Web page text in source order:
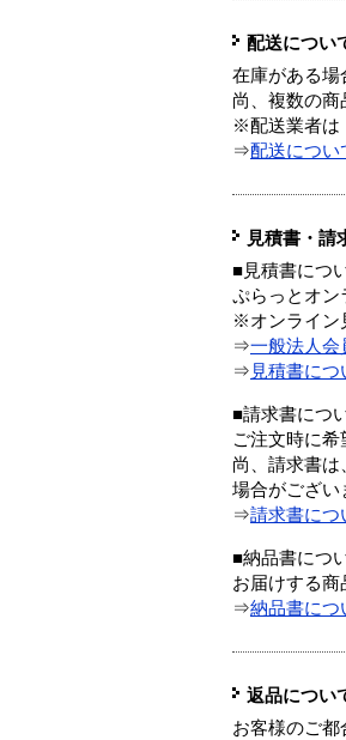
配送につい
在庫がある場
尚、複数の商
※配送業者は
⇒配送につい
見積書・請
■見積書につ
ぷらっとオン
※オンライン
⇒一般法人会
⇒ 見積書に
■請求書につ
ご注文時に希
尚、請求書
場合がござい
⇒請求書につ
■納品書につ
お届けする商
⇒納品書につ
返品につい
お客様のご